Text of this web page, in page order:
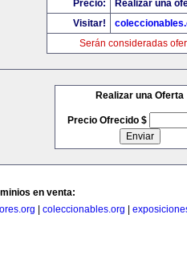
Precio:
Realizar una
Visitar!
Serán consideradas
Realizar una Oferta
Precio Ofrecido $
en venta:
coleccionables.org